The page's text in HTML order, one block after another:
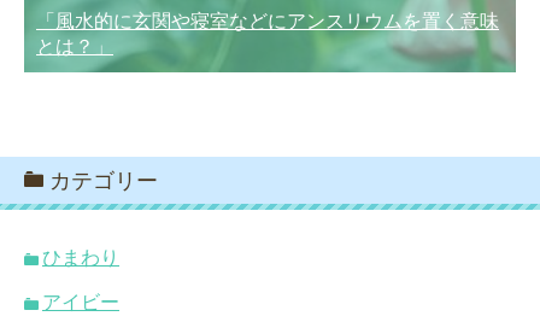
「風水的に玄関や寝室などにアンスリウムを置く意味
とは？」
カテゴリー
ひまわり
アイビー